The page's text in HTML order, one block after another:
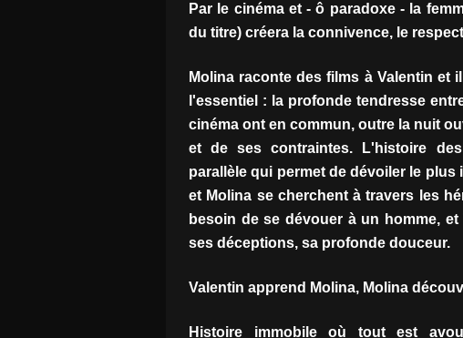
Par le cinéma et - ô paradoxe - la
du titre) créera la connivence, le
Molina raconte des films à Valentin et
l'essentiel : la profonde tendresse
cinéma ont en commun, outre la nuit
et de ses contraintes. L'histoire
parallèle qui permet de dévoiler le
et Molina se cherchent à travers les
besoin de se dévouer à un homme,
ses déceptions, sa profonde douceur.
Valentin apprend Molina, Molina
Histoire immobile où tout est